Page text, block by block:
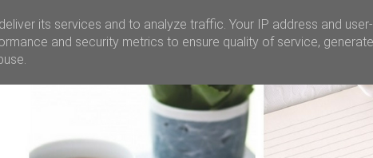
its services and to analyze traffic. Your IP address and
and security metrics to ensure quality of service,